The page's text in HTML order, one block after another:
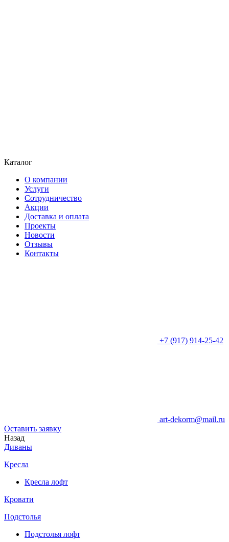
Каталог
О компании
Услуги
Сотрудничество
Акции
Доставка и оплата
Проекты
Новости
Отзывы
Контакты
+7 (917) 914-25-42
art-dekorm@mail.ru
Оставить заявку
Назад
Диваны
Кресла
Кресла лофт
Кровати
Подстолья
Подстолья лофт